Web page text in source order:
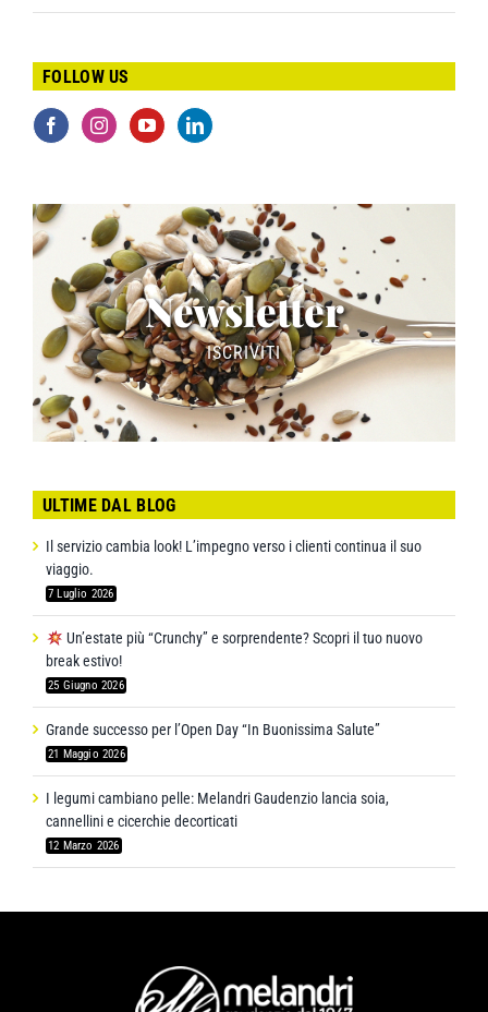
FOLLOW US
Newsletter
ISCRIVITI
ULTIME DAL BLOG
Il servizio cambia look! L’impegno verso i clienti continua il suo
viaggio.
7 Luglio 2026
Un’estate più “Crunchy” e sorprendente? Scopri il tuo nuovo
break estivo!
25 Giugno 2026
Grande successo per l’Open Day “In Buonissima Salute”
21 Maggio 2026
I legumi cambiano pelle: Melandri Gaudenzio lancia soia,
cannellini e cicerchie decorticati
12 Marzo 2026